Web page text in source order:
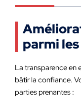
parmi
La transparence en
bâtir la confiance.
parties prenantes :